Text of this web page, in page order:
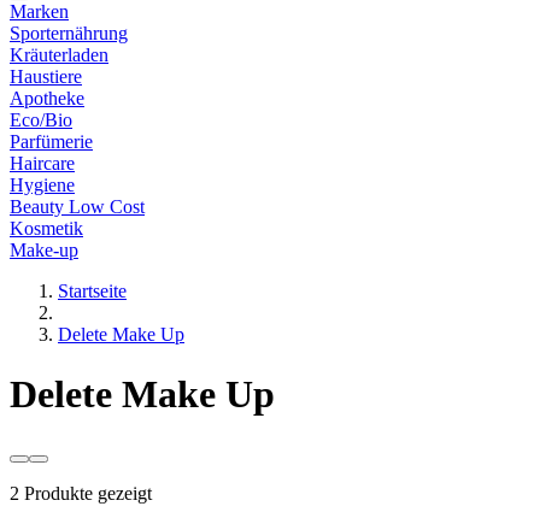
Marken
Sporternährung
Kräuterladen
Haustiere
Apotheke
Eco/Bio
Parfümerie
Haircare
Hygiene
Beauty Low Cost
Kosmetik
Make-up
Startseite
Delete Make Up
Delete Make Up
2 Produkte gezeigt